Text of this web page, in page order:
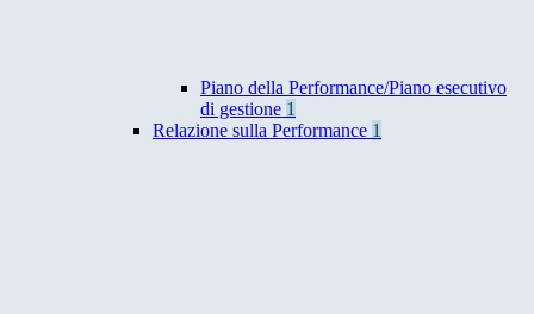
Piano della Performance/Piano esecutivo
di gestione 1
Relazione sulla Performance 1